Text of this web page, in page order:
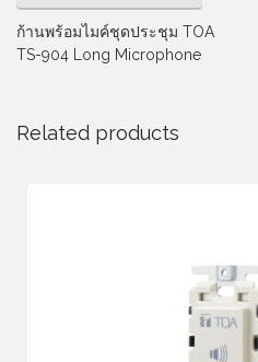
ก้านพร้อมไมค์ชุดประชุม TOA
TS-904 Long Microphone
Related products